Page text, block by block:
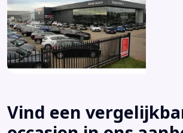
Vind een